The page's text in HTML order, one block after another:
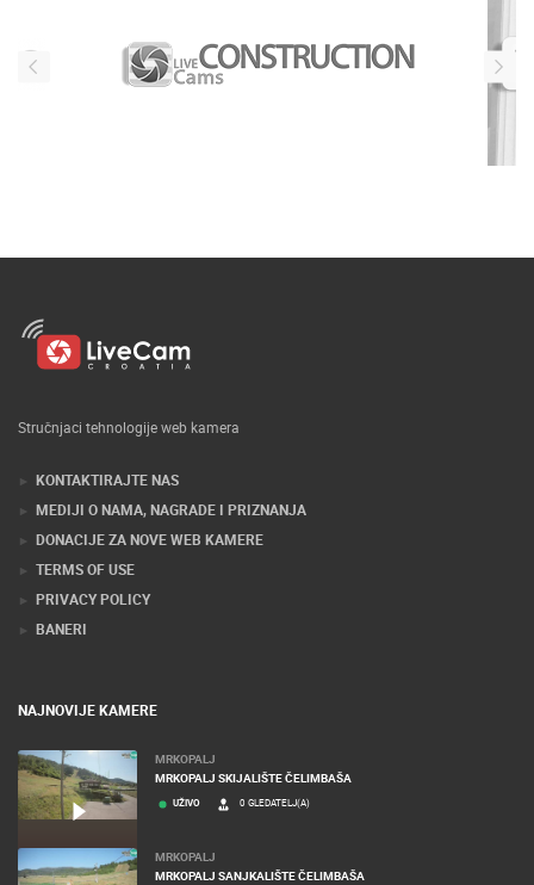
Stručnjaci tehnologije web kamera
KONTAKTIRAJTE NAS
MEDIJI O NAMA, NAGRADE I PRIZNANJA
DONACIJE ZA NOVE WEB KAMERE
TERMS OF USE
PRIVACY POLICY
BANERI
NAJNOVIJE KAMERE
MRKOPALJ
MRKOPALJ SKIJALIŠTE ČELIMBAŠA
UŽIVO 0 GLEDATELJ(A)
MRKOPALJ
MRKOPALJ SANJKALIŠTE ČELIMBAŠA